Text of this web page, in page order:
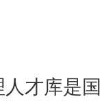
才库是